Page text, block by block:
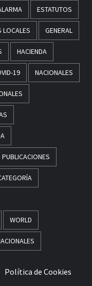
ESTATUTOS
LOCALES GENERAL
HACIENDA
19 NACIONALES
PUBLICACIONES
WORLD
Política de Cookies